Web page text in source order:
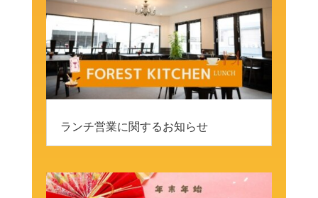
ランチ営業に関するお知らせ